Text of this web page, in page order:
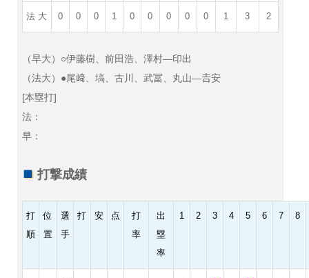
法 大 0 0 0 1 0 0 0 0 0 1 3 2
（早大）○伊藤樹、前田浩、澤村—印出
（法大）●尾﨑、塙、古川、武冨、丸山―𠮷安
[本塁打]
法：
早：
打撃成績
打
順
位
置
選
手
打 安 点
打
率
出
塁
率
1 2 3 4 5 6 7 8